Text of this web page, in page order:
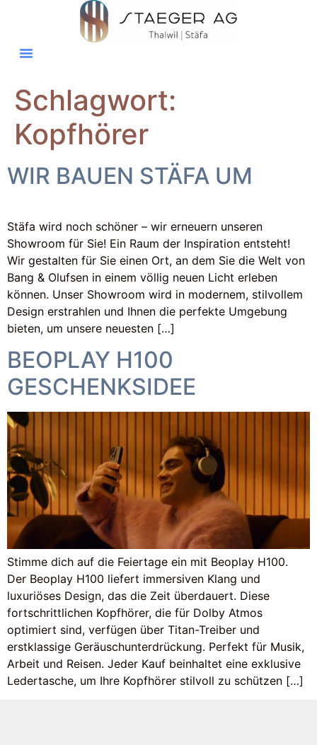
Schlagwort:
Kopfhörer
WIR BAUEN STÄFA UM
Stäfa wird noch schöner – wir erneuern unseren
Showroom für Sie! Ein Raum der Inspiration entsteht!
Wir gestalten für Sie einen Ort, an dem Sie die Welt von
Bang & Olufsen in einem völlig neuen Licht erleben
können. Unser Showroom wird in modernem, stilvollem
Design erstrahlen und Ihnen die perfekte Umgebung
bieten, um unsere neuesten […]
BEOPLAY H100
GESCHENKSIDEE
Stimme dich auf die Feiertage ein mit Beoplay H100.
Der Beoplay H100 liefert immersiven Klang und
luxuriöses Design, das die Zeit überdauert. Diese
fortschrittlichen Kopfhörer, die für Dolby Atmos
optimiert sind, verfügen über Titan-Treiber und
erstklassige Geräuschunterdrückung. Perfekt für Musik,
Arbeit und Reisen. Jeder Kauf beinhaltet eine exklusive
Ledertasche, um Ihre Kopfhörer stilvoll zu schützen […]